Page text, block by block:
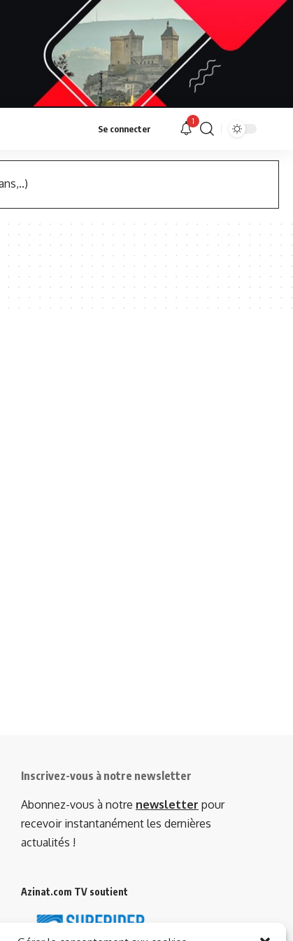
Se connecter
1
Inscrivez-vous à notre newsletter
Abonnez-vous à notre newsletter pour
recevoir instantanément les dernières
actualités !
Azinat.com TV soutient